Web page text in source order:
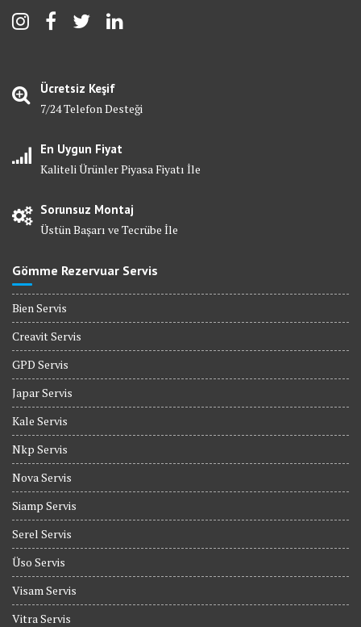
Ücretsiz Keşif
7/24 Telefon Desteği
En Uygun Fiyat
Kaliteli Ürünler Piyasa Fiyatı İle
Sorunsuz Montaj
Üstün Başarı ve Tecrübe İle
Gömme Rezervuar Servis
Bien Servis
Creavit Servis
GPD Servis
Japar Servis
Kale Servis
Nkp Servis
Nova Servis
Siamp Servis
Serel Servis
Üso Servis
Visam Servis
Vitra Servis